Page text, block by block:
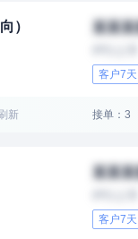
） 某某
客户7
新 接单：3
某某
客户7